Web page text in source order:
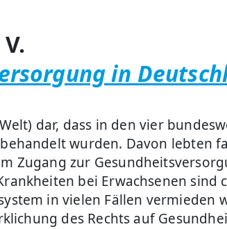
in
dar, dass in den vier
wurden. Davon lebten
Zugang zur
bei Erwachsenen sind
in vielen Fällen
des Rechts auf